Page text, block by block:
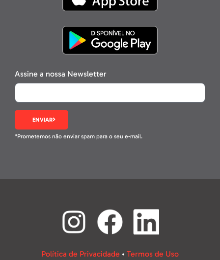
Assine a nossa Newsletter
ENVIAR
*Prometemos não enviar spam para o seu e-mail.
Política de Privacidade • Termos de Uso